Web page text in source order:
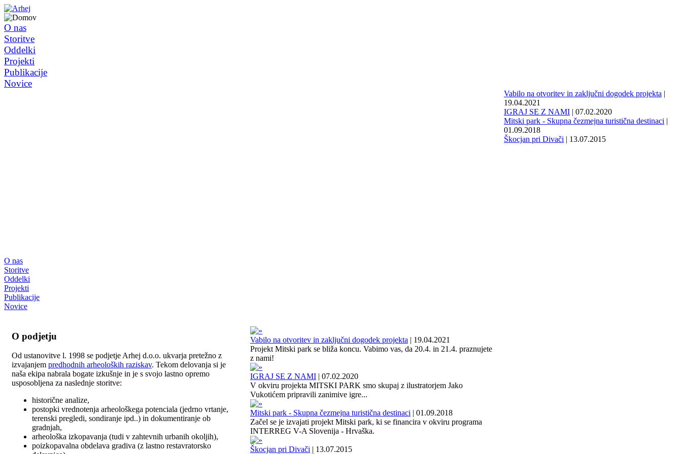
O nas
Storitve
Oddelki
Projekti
Publikacije
Novice
O nas
Storitve
Oddelki
Projekti
Publikacije
Novice
Vabilo na otvoritev in zaključni dogodek projekta |
19.04.2021
IGRAJ SE Z NAMI | 07.02.2020
Mitski park - Skupna čezmejna turistična destinaci |
01.09.2018
Škocjan pri Divači | 13.07.2015
O podjetju
Od ustanovitve l. 1998 se podjetje Arhej d.o.o. ukvarja pretežno z
izvajanjem predhodnih arheoloških raziskav. Tekom delovanja si je
naša ekipa nabrala bogate izkušnje in je s svojo lastno opremo
usposobljena za naslednje storitve:
historične analize,
postopki vrednotenja arheološkega potenciala (jedrno vrtanje,
terenski pregledi, sondiranje ipd..) in dokumentiranje ob
gradnjah,
arheološka izkopavanja (tudi v zahtevnih urbanih okoljih),
poizkopavalna obdelava gradiva (z lastno restavratorsko
Vabilo na otvoritev in zaključni dogodek projekta | 19.04.2021
Projekt Mitski park se bliža koncu. Vabimo vas, da 20.4. in 21.4. praznujete
z nami!
IGRAJ SE Z NAMI | 07.02.2020
V okviru projekta MITSKI PARK smo skupaj z ilustratorjem Jako
Vukotićem pripravili zanimive igre...
Mitski park - Skupna čezmejna turistična destinaci | 01.09.2018
Začel se je izvajati projekt Mitski park, ki se financira v okviru programa
INTERREG V-A Slovenija - Hrvaška.
Škocjan pri Divači | 13.07.2015